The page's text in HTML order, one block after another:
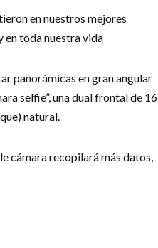
en nuestros mejores
en toda nuestra vida
panorámicas en gran angular
selfie”, una dual frontal de 16
natural.
cámara recopilará más datos,